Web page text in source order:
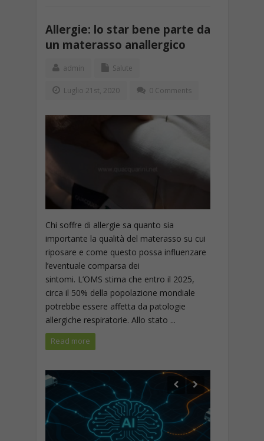
Allergie: lo star bene parte da
un materasso anallergico
admin Salute
Luglio 21st, 2020 0 Comments
Chi soffre di allergie sa quanto sia
importante la qualità del materasso su cui
riposare e come questo possa influenzare
l’eventuale comparsa dei
sintomi. L’OMS stima che entro il 2025,
circa il 50% della popolazione mondiale
potrebbe essere affetta da patologie
allergiche respiratorie. Allo stato ...
Read more